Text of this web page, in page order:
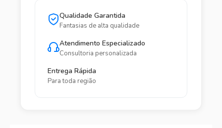
Qualidade Garantida
Fantasias de alta qualidade
Atendimento Especializado
Consultoria personalizada
Entrega Rápida
Para toda região